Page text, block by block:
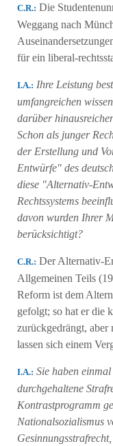
C.R.: Die
Weggang nach
für ein liberal-
Ι.Α.: Ihre Leistung
umfangreichen
darüber
Schon als junger
der Erstellung und
Entwürfe" des
diese "Αlternativ-
Rechtssystems
davon wurden Ihrer
berücksichtigt?
C.R.: Der Alternativ-
Allgemeinen Teils
Reform ist dem
gefolgt; so hat er die
zurückgedrängt, aber
lassen sich einem
Ι.Α.: Sie haben
durchgehaltene
Kontrastprogramm
Nationalsozialismus